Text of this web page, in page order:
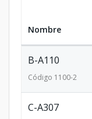
Nombre
B-A110
Código 1100-2
C-A307